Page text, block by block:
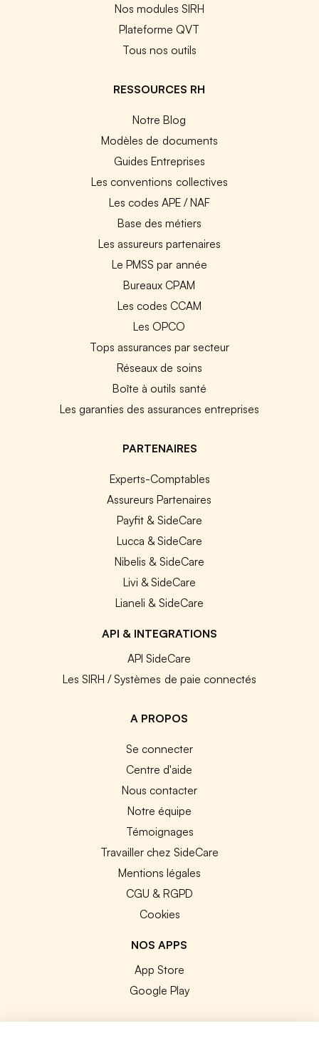
Nos modules SIRH
Plateforme QVT
Tous nos outils
RESSOURCES RH
Notre Blog
Modèles de documents
Guides Entreprises
Les conventions collectives
Les codes APE / NAF
Base des métiers
Les assureurs partenaires
Le PMSS par année
Bureaux CPAM
Les codes CCAM
Les OPCO
Tops assurances par secteur
Réseaux de soins
Boîte à outils santé
Les garanties des assurances entreprises
PARTENAIRES
Experts-Comptables
Assureurs Partenaires
Payfit & SideCare
Lucca & SideCare
Nibelis & SideCare
Livi & SideCare
Lianeli & SideCare
API & INTEGRATIONS
API SideCare
Les SIRH / Systèmes de paie connectés
A PROPOS
Se connecter
Centre d'aide
Nous contacter
Notre équipe
Témoignages
Travailler chez SideCare
Mentions légales
CGU & RGPD
Cookies
NOS APPS
App Store
Google Play